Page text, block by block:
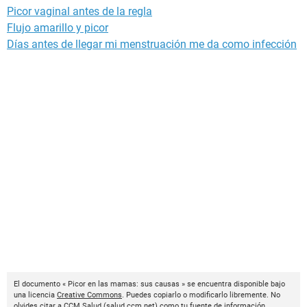
Picor vaginal antes de la regla
Flujo amarillo y picor
Días antes de llegar mi menstruación me da como infección
El documento « Picor en las mamas: sus causas » se encuentra disponible bajo
una licencia Creative Commons. Puedes copiarlo o modificarlo libremente. No